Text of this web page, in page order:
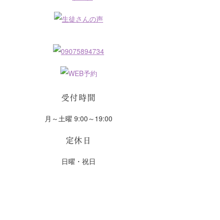
受付時間
月～土曜 9:00～19:00
定休日
日曜・祝日